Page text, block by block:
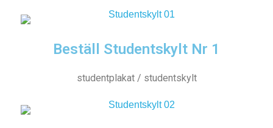
Beställ Studentskylt Nr 1
studentplakat / studentskylt